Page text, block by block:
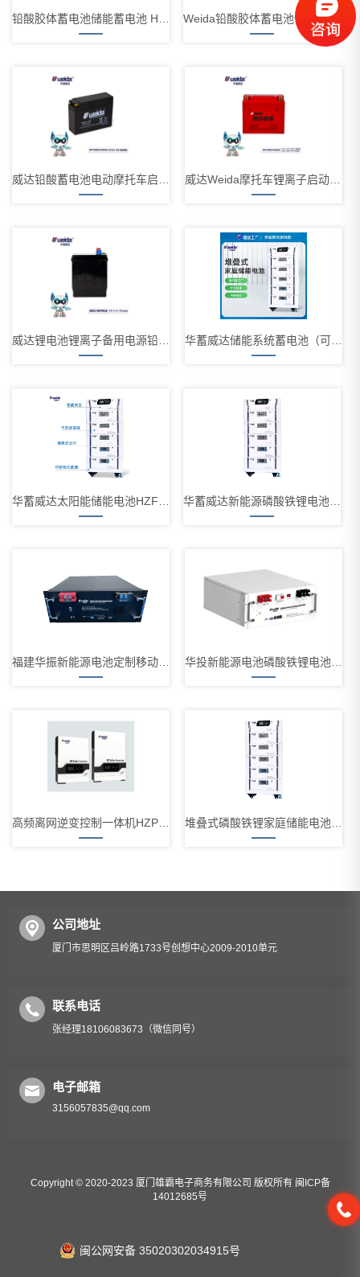
铅酸胶体蓄电池储能蓄电池 HXG12-100 Weida铅酸胶体蓄电池储能蓄电池 HXG12-200
威达铅酸蓄电池电动摩托车启动电池 DIO3-BS 威达Weida摩托车锂离子启动电池铅改锂彩壳系列DIO3-BS
威达锂电池锂离子备用电源铅改锂电池HX-li 12-70 华蓄威达储能系统蓄电池（可定制）HZF51.2V
华蓄威达太阳能储能电池HZF51.2V 华蓄威达新能源磷酸铁锂电池家庭储能系统HZF51.2V
福建华振新能源电池定制移动储能设备HZF-51.2-100-SA 华投新能源电池磷酸铁锂电池HZF-51.2-100-SA
高频离网逆变控制一体机HZPV1800 PRO系列2KW-5.5KW 堆叠式磷酸铁锂家庭储能电池 HZF-51.2-100-SD
公司地址
厦门市思明区吕岭路1733号创想中心2009-2010单元
联系电话
张经理18106083673（微信同号）
电子邮箱
3156057835@qq.com
Copyright © 2020-2023 厦门雄霸电子商务有限公司 版权所有 闽ICP备
14012685号
闽公网安备 35020302034915号